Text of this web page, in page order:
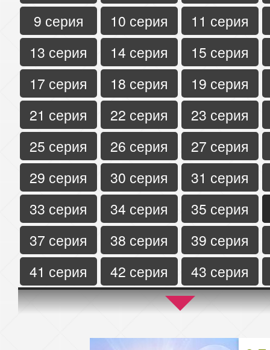
9 серия
10 серия
11 серия
13 серия
14 серия
15 серия
17 серия
18 серия
19 серия
21 серия
22 серия
23 серия
25 серия
26 серия
27 серия
29 серия
30 серия
31 серия
33 серия
34 серия
35 серия
37 серия
38 серия
39 серия
41 серия
42 серия
43 серия
45 серия
46 серия
47 серия
50 серия
51 серия